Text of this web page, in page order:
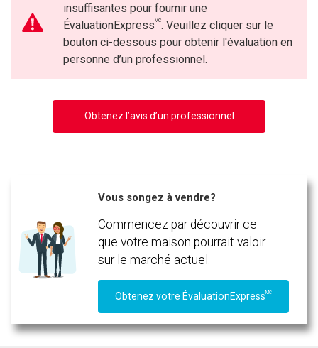
vous nous fournissez l'autorisation écrite de communiquer avec vous.
insuffisantes pour fournir une
ÉvaluationExpressMC. Veuillez cliquer sur le
bouton ci-dessous pour obtenir l'évaluation en
personne d’un professionnel.
Obtenez l’avis d’un professionnel
Vous songez à vendre?
Commencez par découvrir ce
que votre maison pourrait valoir
sur le marché actuel.
Obtenez votre ÉvaluationExpressMC